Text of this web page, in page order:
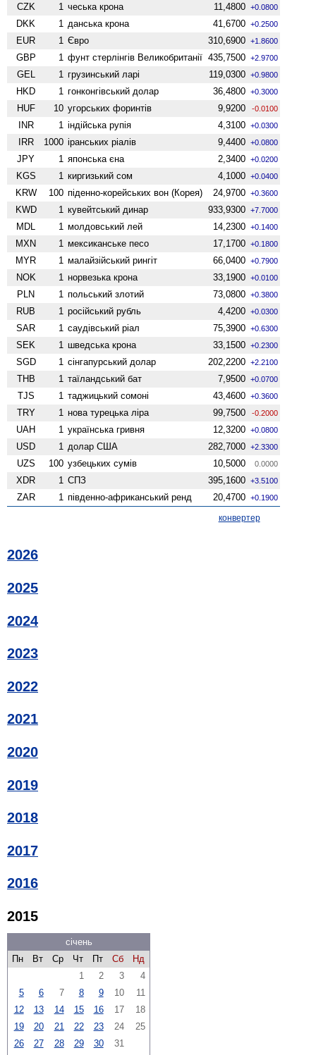
CZK 1 чеська крона 11,4800 +0.0800
DKK 1 данська крона 41,6700 +0.2500
EUR 1 Євро 310,6900 +1.8600
GBP 1 фунт стерлінгів Велико­британії 435,7500 +2.9700
GEL 1 грузинський ларі 119,0300 +0.9800
HKD 1 гонконгівський долар 36,4800 +0.3000
HUF 10 угорських форинтів 9,9200 -0.0100
INR 1 індійська рупія 4,3100 +0.0300
IRR 1000 іранських ріалів 9,4400 +0.0800
JPY 1 японська єна 2,3400 +0.0200
KGS 1 киргизький сом 4,1000 +0.0400
KRW 100 піденно-корейських вон (Корея) 24,9700 +0.3600
KWD 1 кувейтський динар 933,9300 +7.7000
MDL 1 молдовський лей 14,2300 +0.1400
MXN 1 мексиканське песо 17,1700 +0.1800
MYR 1 малайзійський рингіт 66,0400 +0.7900
NOK 1 норвезька крона 33,1900 +0.0100
PLN 1 польський злотий 73,0800 +0.3800
RUB 1 російський рубль 4,4200 +0.0300
SAR 1 саудівський ріал 75,3900 +0.6300
SEK 1 шведська крона 33,1500 +0.2300
SGD 1 сінгапурський долар 202,2200 +2.2100
THB 1 таїландський бат 7,9500 +0.0700
TJS 1 таджицький сомоні 43,4600 +0.3600
TRY 1 нова турецька ліра 99,7500 -0.2000
UAH 1 українська гривня 12,3200 +0.0800
USD 1 долар США 282,7000 +2.3300
UZS 100 узбецьких сумів 10,5000 0.0000
XDR 1 СПЗ 395,1600 +3.5100
ZAR 1 південно-африканський ренд 20,4700 +0.1900
конвертер
2026
2025
2024
2023
2022
2021
2020
2019
2018
2017
2016
2015
січень
Пн
Вт Ср Чт Пт Сб
Нд
1
2 3
4
5
6 7 8 9 10
11
12
13 14 15 16 17
18
19
20 21 22 23 24
25
26
27 28 29 30 31